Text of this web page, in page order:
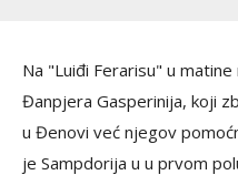
Na "Luiđi Ferarisu" u
Đanpjera Gasperinija, koji
u Đenovi već njegov
je Sampdorija u u prvom